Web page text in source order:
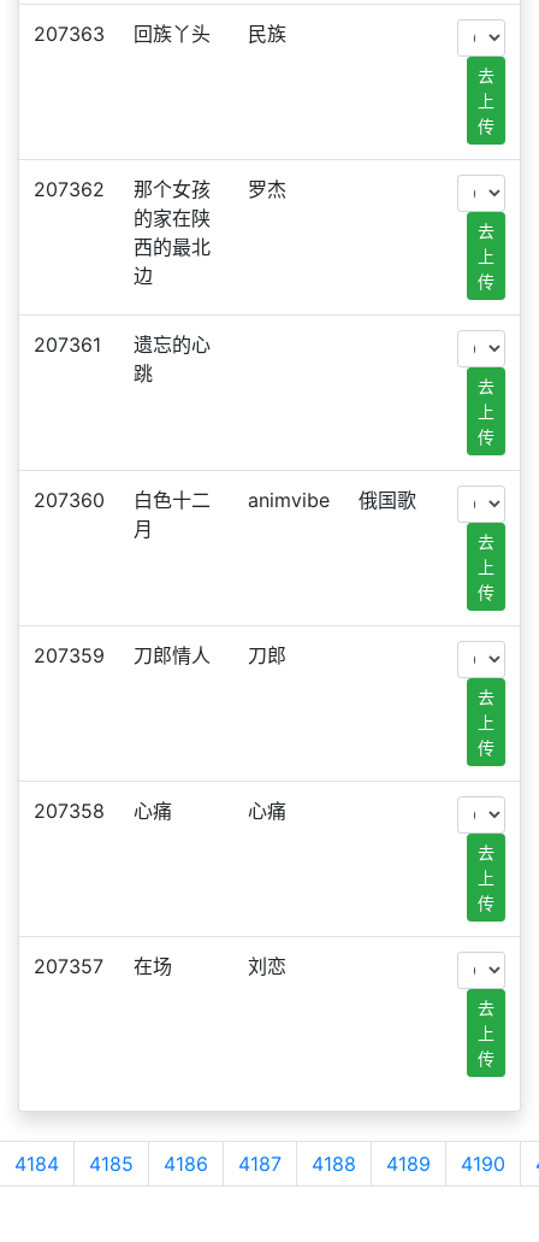
207363 回族丫头 民族
去
上
传
207362
那个女孩
的家在陕
西的最北
边
罗杰
去
上
传
207361
遗忘的心
跳
去
上
传
207360
白色十二
月
animvibe 俄国歌
去
上
传
207359 刀郎情人 刀郎
去
上
传
207358 心痛 心痛
去
上
传
207357 在场 刘恋
去
上
传
4184 4185 4186 4187 4188 4189 4190